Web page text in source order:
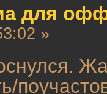
для
»